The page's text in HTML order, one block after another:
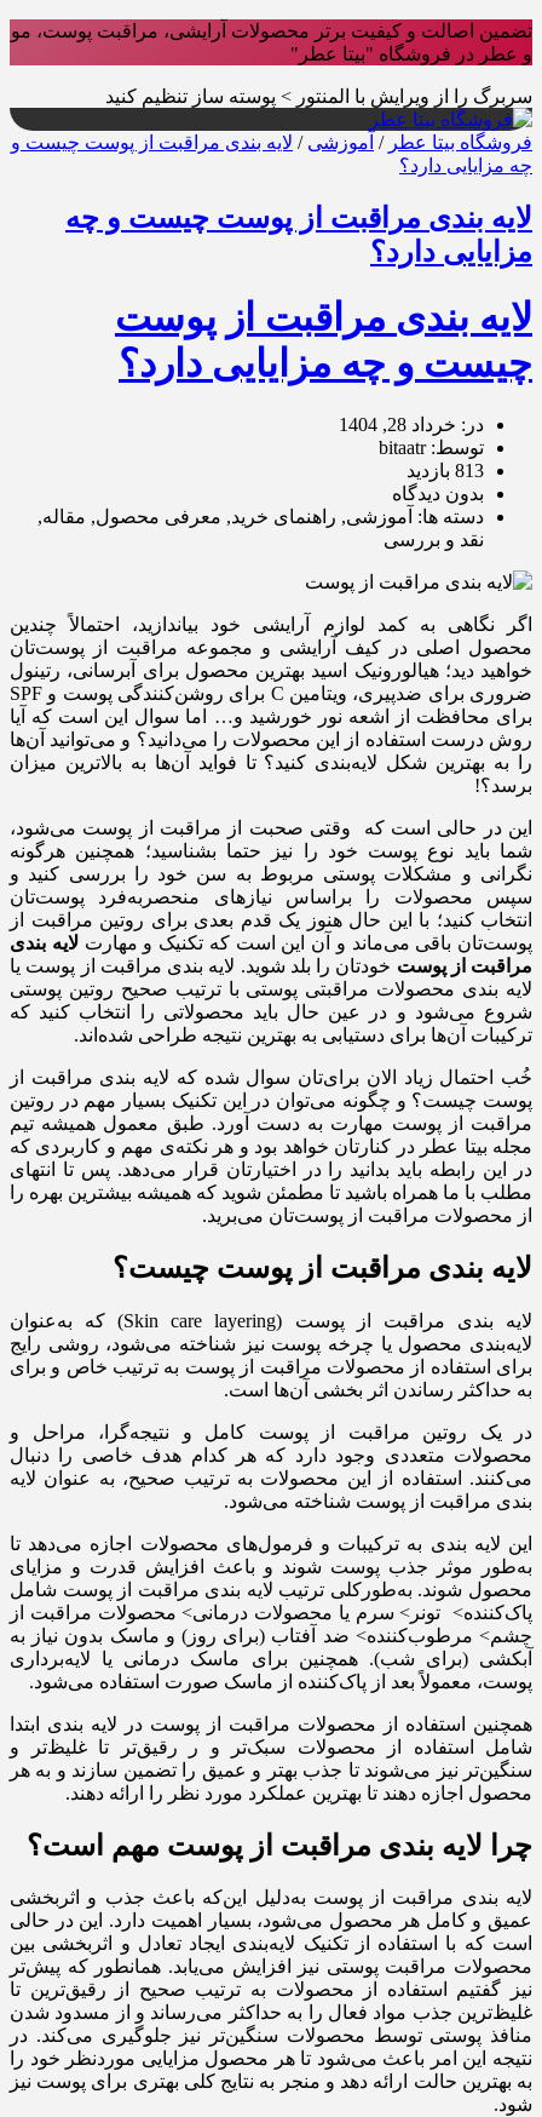
تضمین اصالت و کیفیت برتر محصولات آرایشی، مراقبت پوست، مو
و عطر در فروشگاه "بیتا عطر"
سربرگ را از ویرایش با المنتور > پوسته ساز تنظیم کنید
فروشگاه بیتا عطر / آموزشی / لایه بندی مراقبت از پوست چیست و
چه مزایایی دارد؟
لایه بندی مراقبت از پوست چیست و چه
مزایایی دارد؟
لایه بندی مراقبت از پوست
چیست و چه مزایایی دارد؟
در: خرداد 28, 1404
توسط: bitaatr
813 بازدید
بدون دیدگاه
دسته ها: آموزشی, راهنمای خرید, معرفی محصول, مقاله,
نقد و بررسی
اگر نگاهی به کمد لوازم آرایشی خود بیاندازید، احتمالاً چندین
محصول اصلی در کیف آرایشی و مجموعه مراقبت از پوست‌تان
خواهید دید؛ هیالورونیک اسید بهترین محصول برای آبرسانی، رتینول
ضروری‌ برای ضدپیری، ویتامین C برای روشن‌کنندگی پوست و SPF
برای محافظت از اشعه نور خورشید و… اما سوال این است که آیا
روش درست استفاده از این محصولات را می‌دانید؟ و می‌توانید آن‌ها
را به بهترین شکل لایه‌بندی کنید؟ تا فواید آن‌ها به بالاترین میزان
برسد؟!
این در حالی است که وقتی صحبت از مراقبت از پوست می‌شود،
شما باید نوع پوست خود را نیز حتما بشناسید؛ همچنین هرگونه
نگرانی و مشکلات پوستی مربوط به سن خود را بررسی کنید و
سپس محصولات را براساس نیازهای منحصربه‌فرد پوست‌تان
انتخاب کنید؛ با این حال هنوز یک قدم بعدی برای روتین مراقبت از
پوست‌تان باقی می‌ماند و آن این است که تکنیک و مهارتلایه‌ بندی
مراقبت از پوست خودتان را بلد شوید. لایه ‌بندی مراقبت از پوست یا
لایه‌ بندی محصولات مراقبتی پوستی با ترتیب صحیح روتین پوستی
شروع می‌شود و در عین حال باید محصولاتی را انتخاب کنید که
ترکیبات آن‌ها برای دستیابی به بهترین نتیجه طراحی شده‌اند.
خُب احتمال زیاد الان برای‌تان سوال شده که لایه بندی مراقبت از
پوست چیست؟ و چگونه می‌توان در این تکنیک بسیار مهم در روتین
مراقبت از پوست مهارت به دست آورد. طبق معمول همیشه تیم
مجله بیتا عطر در کنارتان خواهد بود و هر نکته‌ی مهم و کاربردی که
در این رابطه باید بدانید را در اختیارتان قرار می‌دهد. پس تا انتهای
مطلب با ما همراه باشید تا مطمئن شوید که همیشه بیشترین بهره را
از محصولات مراقبت از پوست‌تان می‌برید.
لایه ‌بندی مراقبت از پوست چیست؟
لایه ‌بندی مراقبت از پوست (Skin care layering) که به‌عنوان
لایه‌بندی محصول یا چرخه پوست نیز شناخته می‌شود، روشی رایج
برای استفاده از محصولات مراقبت از پوست به ترتیب خاص و برای
به حداکثر رساندن اثر بخشی آن‌ها است.
در یک روتین مراقبت از پوست کامل و نتیجه‌گرا، مراحل و
محصولات متعددی وجود دارد که هر کدام هدف خاصی را دنبال
می‌کنند. استفاده از این محصولات به ترتیب صحیح، به عنوان لایه
‌بندی مراقبت از پوست شناخته می‌شود.
این لایه بندی به ترکیبات و فرمول‌های محصولات اجازه می‌دهد تا
به‌طور موثر جذب پوست شوند و باعث افزایش قدرت و مزایای
محصول شوند. به‌طورکلی ترتیب لایه‌ بندی مراقبت از پوست شامل
پاک‌کننده> تونر> سرم یا محصولات درمانی> محصولات مراقبت از
چشم> مرطوب‌کننده> ضد آفتاب (برای روز) و ماسک بدون نیاز به
آبکشی (برای شب). همچنین برای ماسک درمانی یا لایه‌برداری
پوست، معمولاً بعد از پاک‌کننده از ماسک صورت استفاده می‌شود.
همچنین استفاده از محصولات مراقبت از پوست در لایه بندی ابتدا
شامل استفاده از محصولات سبک‌تر و ر رقیق‌تر تا غلیظ‌تر و
سنگین‌تر نیز می‌شوند تا جذب بهتر و عمیق را تضمین سازند و به هر
محصول اجازه دهند تا بهترین عملکرد مورد نظر را ارائه دهند.
چرا لایه بندی مراقبت از پوست مهم است؟
لایه بندی مراقبت از پوست به‌دلیل این‌که باعث جذب و اثربخشی
عمیق و کامل هر محصول می‌شود، بسیار اهمیت دارد. این در حالی
است که با استفاده از تکنیک لایه‌بندی ایجاد تعادل و اثربخشی بین
محصولات مراقبت پوستی نیز افزایش می‌یابد. همانطور که پیش‌تر
نیز گفتیم استفاده از محصولات به ترتیب صحیح از رقیق‌ترین تا
غلیظ‌ترین جذب مواد فعال را به حداکثر می‌رساند و از مسدود شدن
منافذ پوستی توسط محصولات سنگین‌تر نیز جلوگیری می‌کند. در
نتیجه این امر باعث می‌شود تا هر محصول مزایایی موردنظر خود را
به بهترین حالت ارائه دهد و منجر به نتایج کلی بهتری برای پوست نیز
شود.